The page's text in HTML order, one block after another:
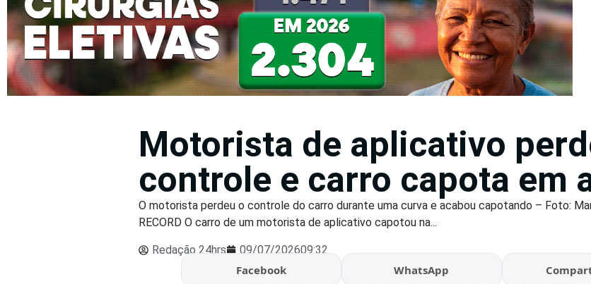
Motorista de aplicativo
controle e carro capota em
O motorista perdeu o controle do carro durante uma curva e acabou capotando – Foto:
RECORD O carro de um motorista de aplicativo capotou na...
Redação 24hrs 09/07/202609:32
Facebook WhatsApp